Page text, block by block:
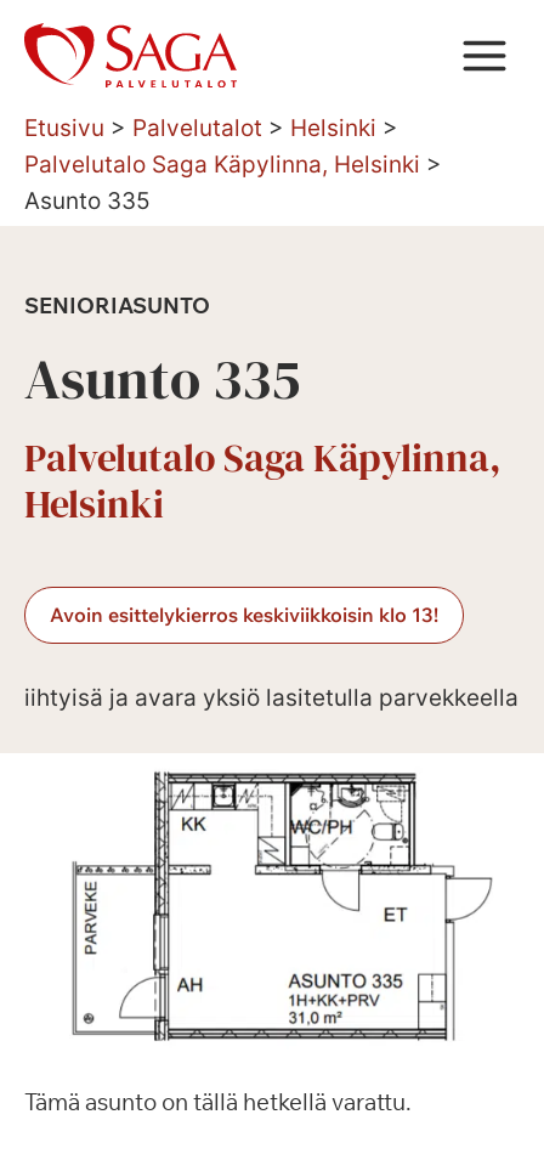
Siirry
sisältöön
Etusivu > Palvelutalot > Helsinki >
Palvelutalo Saga Käpylinna, Helsinki >
Asunto 335
SENIORIASUNTO
Asunto 335
Palvelutalo Saga Käpylinna,
Helsinki
Avoin esittelykierros keskiviikkoisin klo 13!
iihtyisä ja avara yksiö lasitetulla parvekkeella
Tämä asunto on tällä hetkellä varattu.